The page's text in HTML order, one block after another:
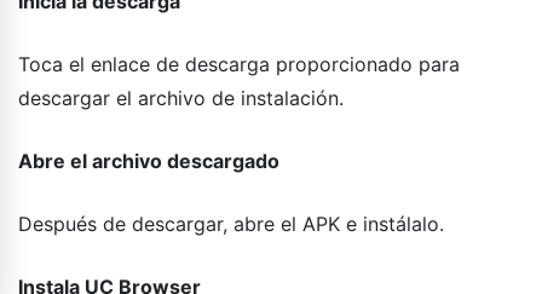
Toca el enlace de descarga proporcionado para
descargar el archivo de instalación.
Abre el archivo descargado
Después de descargar, abre el APK e instálalo.
Instala UC Browser